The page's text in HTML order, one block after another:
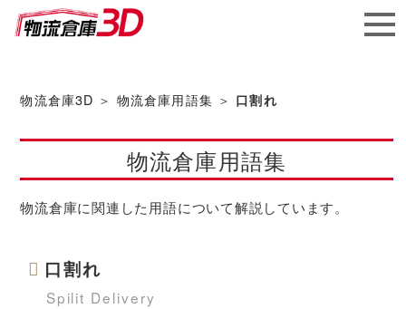
ソフ
ト株
式会社
物流倉庫3D ＞ 物流倉庫用語集 ＞ 口割れ
物流倉庫用語集
物流倉庫に関連した用語について解説しています。
口割れ
Spilit Delivery